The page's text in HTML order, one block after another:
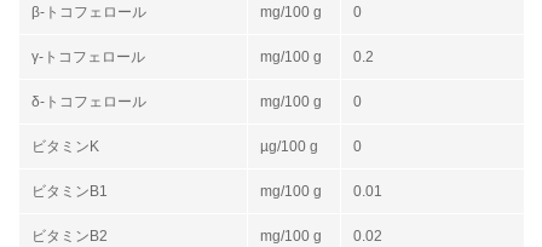
β-トコフェロール mg/100 g 0
γ-トコフェロール mg/100 g 0.2
δ-トコフェロール mg/100 g 0
ビタミンK µg/100 g 0
ビタミンB1 mg/100 g 0.01
ビタミンB2 mg/100 g 0.02